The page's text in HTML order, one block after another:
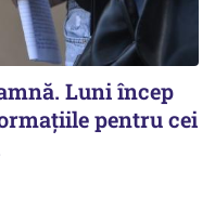
Luni încep
pentru cei